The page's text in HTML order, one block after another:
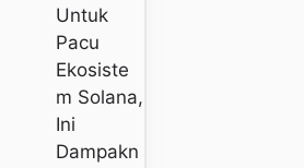
Untuk
Pacu
Ekosiste
M Solana,
Ini
Dampakn